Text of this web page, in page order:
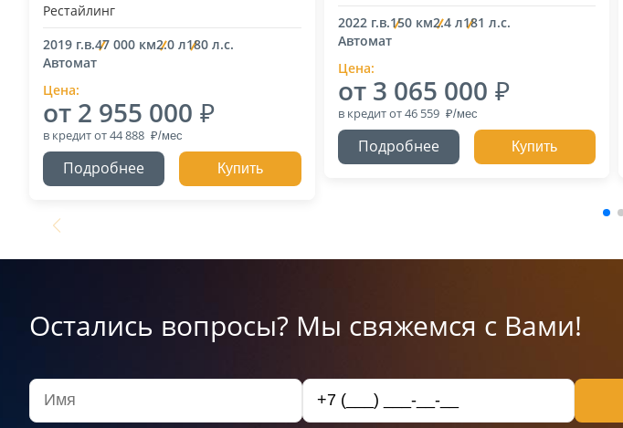
Рестайлинг
2019 г.в.47 000 км2.0 л180 л.с.
Автомат
Цена:
от 2 955 000
в кредитот 44 888
Подробнее Купить
2022 г.в.150 км2.4 л181 л.с.
Автомат
Цена:
от 3 065 000
в кредитот 46 559
Подробнее Купить
Остались вопросы? Мы свяжемся с Вами!